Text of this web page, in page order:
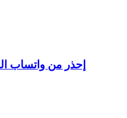
إحذر من واتساب